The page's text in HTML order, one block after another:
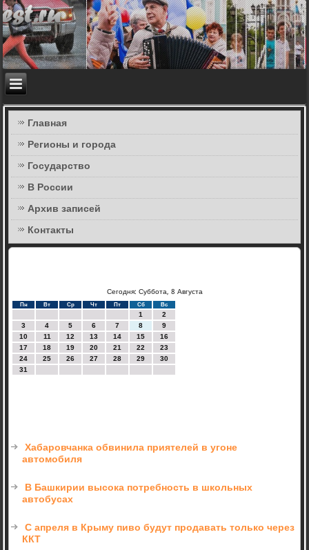
Главная
Регионы и города
Государство
В России
Архив записей
Контакты
Сегодня: Суббота, 8 Августа
Пн Вт Ср Чт Пт Сб Вс
1
2
3
4 5 6 7 8
9
10
11 12 13 14 15
16
17
18 19 20 21 22
23
24
25 26 27 28 29
30
31
Хабаровчанка обвинила приятелей в угоне
автомобиля
В Башкирии высока потребность в школьных
автобусах
С апреля в Крыму пиво будут продавать только через
ККТ